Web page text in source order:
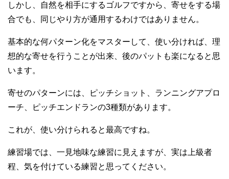
しかし、自然を相手にするゴルフですから、寄せをする場
合でも、同じやり方が通用するわけではありません。
基本的な何パターン化をマスターして、使い分ければ、理
想的な寄せを行うことが出来、後のパットも楽になると思
います。
寄せのパターンには、ピッチショット、ランニングアプロ
ーチ、ピッチエンドランの3種類があります。
これが、使い分けられると最高ですね。
練習場では、一見地味な練習に見えますが、実は上級者
程、気を付けている練習と思ってください。